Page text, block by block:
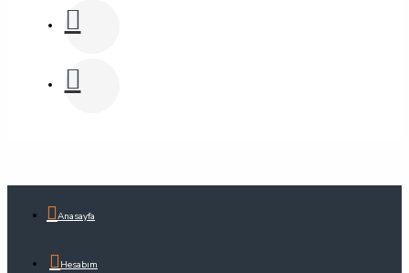
Anasayfa
Hesabım